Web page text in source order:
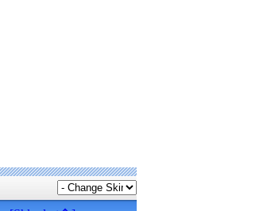
QEVERINË E
MAQEDONISË
ALBUMI I PIKTORIT - 3